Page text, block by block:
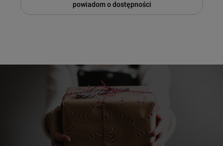
powiadom o dostępności